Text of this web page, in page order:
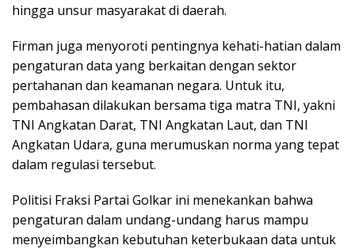
hingga unsur masyarakat di daerah.
Firman juga menyoroti pentingnya kehati-hatian dalam
pengaturan data yang berkaitan dengan sektor
pertahanan dan keamanan negara. Untuk itu,
pembahasan dilakukan bersama tiga matra TNI, yakni
TNI Angkatan Darat, TNI Angkatan Laut, dan TNI
Angkatan Udara, guna merumuskan norma yang tepat
dalam regulasi tersebut.
Politisi Fraksi Partai Golkar ini menekankan bahwa
pengaturan dalam undang-undang harus mampu
menyeimbangkan kebutuhan keterbukaan data untuk